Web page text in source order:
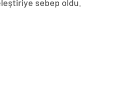
sebep oldu.